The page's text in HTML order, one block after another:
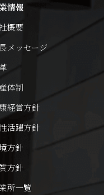
情報
概要
メッセージ
体制
経営方針
活躍方針
方針
方針
所一覧